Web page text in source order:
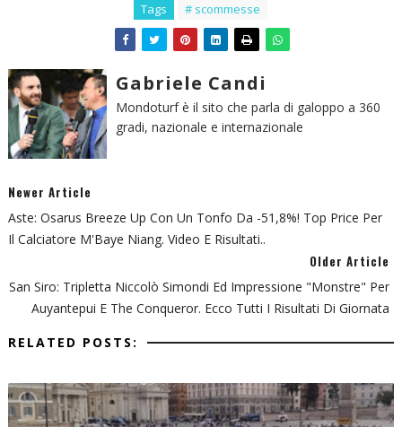
Tags # scommesse
Gabriele Candi
Mondoturf è il sito che parla di galoppo a 360
gradi, nazionale e internazionale
Newer Article
Aste: Osarus Breeze Up Con Un Tonfo Da -51,8%! Top Price Per
Il Calciatore M'Baye Niang. Video E Risultati..
Older Article
San Siro: Tripletta Niccolò Simondi Ed Impressione "monstre" Per
Auyantepui E The Conqueror. Ecco Tutti I Risultati Di Giornata
RELATED POSTS: